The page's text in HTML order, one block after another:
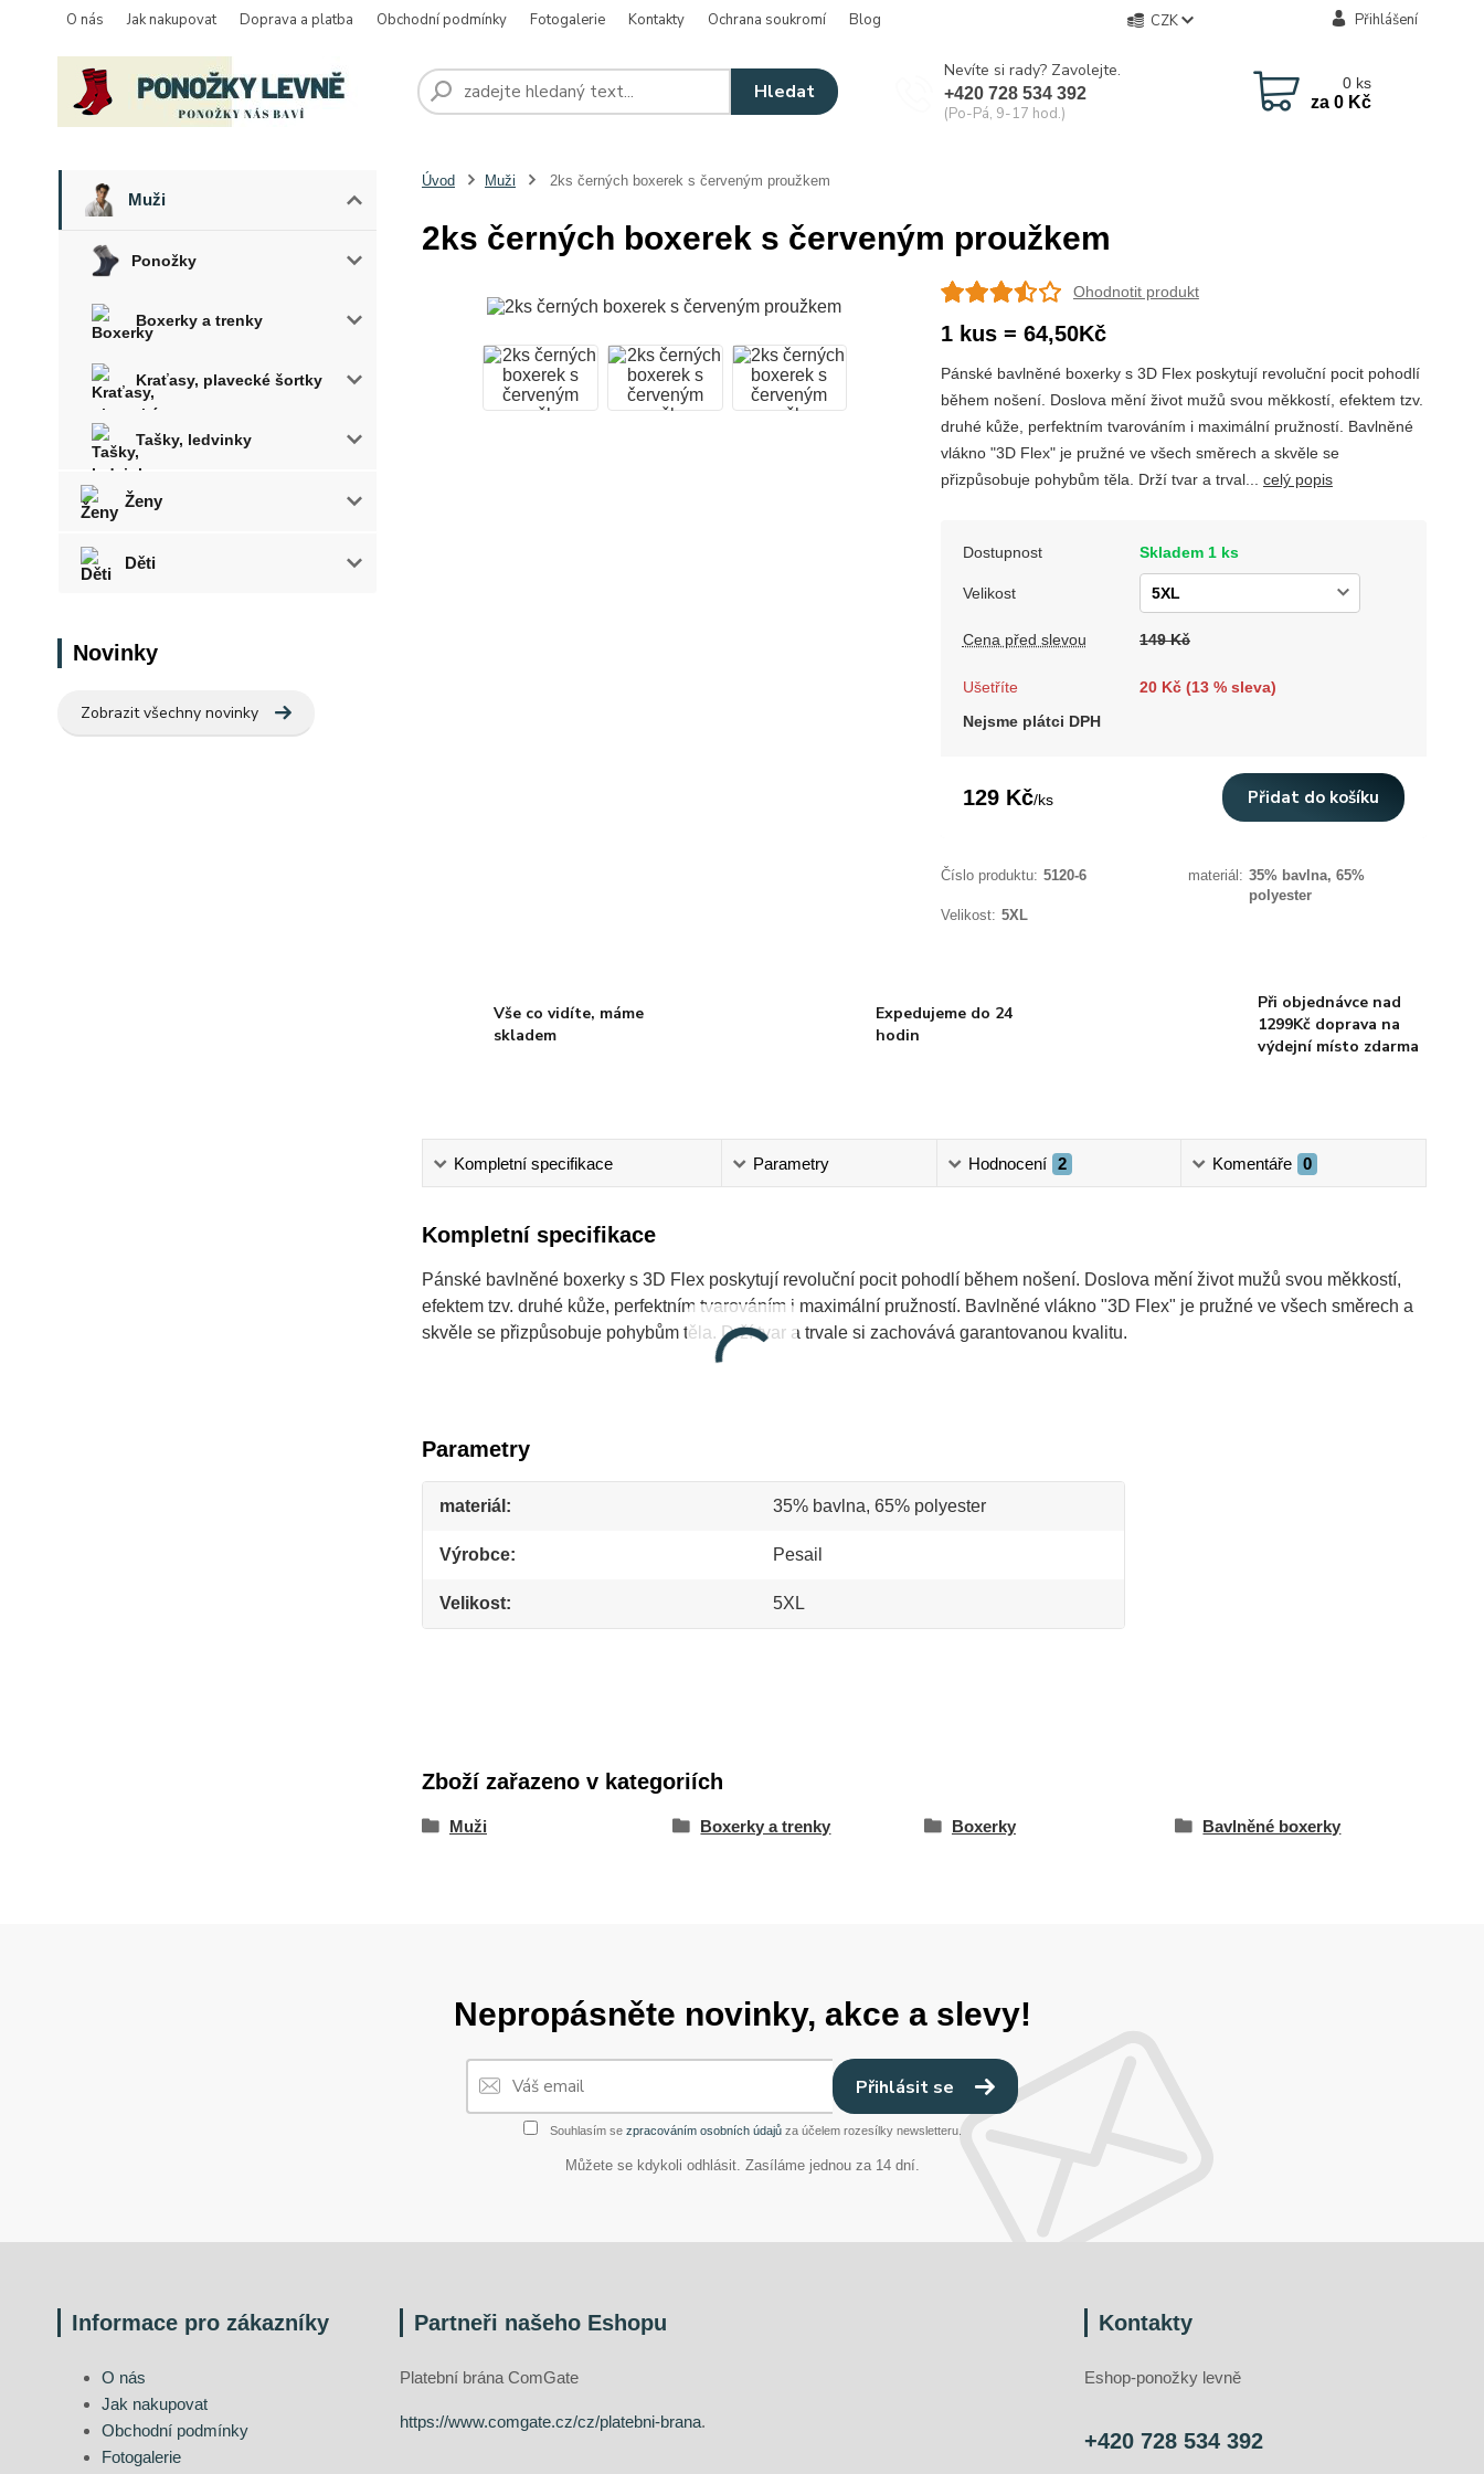
O nás Jak nakupovat Doprava a platba Obchodní podmínky Fotogalerie Kontakty Ochrana soukromí Blog CZK Přihlášení
Hledat
Nevíte si rady? Zavolejte.
+420 728 534 392
(Po-Pá, 9-17 hod.)
0 ks
za 0 Kč
Muži
Ponožky
Boxerky a trenky
Kraťasy, plavecké šortky
Tašky, ledvinky
Ženy
Děti
Novinky
Zobrazit všechny novinky
Úvod Muži 2ks černých boxerek s červeným proužkem
2ks černých boxerek s červeným proužkem
Ohodnotit produkt
1 kus = 64,50Kč
Pánské bavlněné boxerky s 3D Flex poskytují revoluční pocit pohodlí
během nošení. Doslova mění život mužů svou měkkostí, efektem tzv.
druhé kůže, perfektním tvarováním i maximální pružností. Bavlněné
vlákno "3D Flex" je pružné ve všech směrech a skvěle se
přizpůsobuje pohybům těla. Drží tvar a trval... celý popis
Dostupnost Skladem 1 ks
Velikost
Cena před slevou 149 Kč
Ušetříte 20 Kč (13% sleva)
Nejsme plátci DPH
129 Kč/ks Přidat do košíku
Číslo produktu: 5120-6 materiál: 35% bavlna, 65%
polyester
Velikost: 5XL
Vše co vidíte, máme
skladem
Expedujeme do 24
hodin
Při objednávce nad
1299Kč doprava na
výdejní místo zdarma
Kompletní specifikace Parametry Hodnocení 2 Komentáře 0
Kompletní specifikace
Pánské bavlněné boxerky s 3D Flex poskytují revoluční pocit pohodlí během nošení. Doslova mění život mužů svou měkkostí,
efektem tzv. druhé kůže, perfektním tvarováním i maximální pružností. Bavlněné vlákno "3D Flex" je pružné ve všech směrech a
skvěle se přizpůsobuje pohybům těla. Drží tvar a trvale si zachovává garantovanou kvalitu.
Parametry
materiál 35% bavlna, 65% polyester
Výrobce Pesail
Velikost 5XL
Zboží zařazeno v kategoriích
Muži Boxerky a trenky Boxerky Bavlněné boxerky
Nepropásněte novinky, akce a slevy!
Přihlásit se
Souhlasím se zpracováním osobních údajůza účelem rozesílky newsletteru.
Můžete se kdykoli odhlásit. Zasíláme jednou za 14 dní.
Informace pro zákazníky
O nás
Jak nakupovat
Obchodní podmínky
Fotogalerie
Partneři našeho Eshopu
Platební brána ComGate
https://www.comgate.cz/cz/platebni-brana.
Kontakty
Eshop-ponožky levně
+420 728 534 392